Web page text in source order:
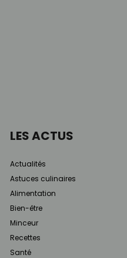
LES ACTUS
Actualités
Astuces culinaires
Alimentation
Bien-être
Minceur
Recettes
Santé